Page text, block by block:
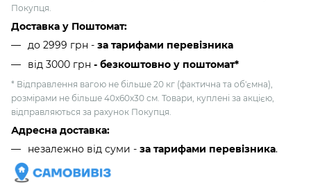
Покупця.
Доставка у Поштомат:
до 2999 грн - за тарифами перевізника
від 3000 грн - безкоштовно у поштомат*
* Відправлення вагою не більше 20 кг (фактична та об'ємна),
розмірами не більше 40х60х30 см. Товари, куплені за акцією,
відправляються за рахунок Покупця.
Адресна доставка:
незалежно від суми - за тарифами перевізника.